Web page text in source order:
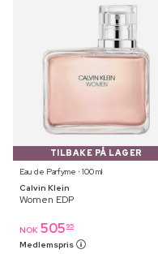
TILBAKE PÅ LAGER
Eau de Parfyme ⋅ 100 ml
Calvin Klein
Women EDP
NOK 505 95
Medlemspris